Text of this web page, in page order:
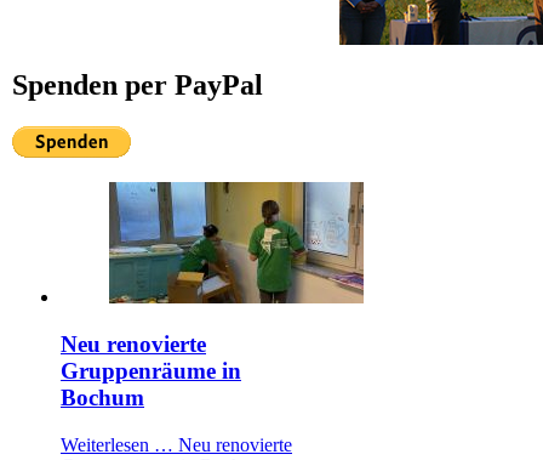
Spenden per PayPal
Neu renovierte
Gruppenräume in
Bochum
Weiterlesen … Neu renovierte